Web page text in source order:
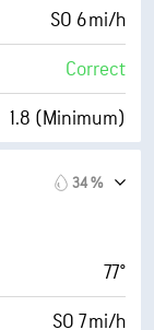
1 (Sombre)
95 %
10 mi
SO 6 mi/h
Correct
1.8 (Minimum)
69° F
7 (Forte)
34 %
77°
SO 7 mi/h